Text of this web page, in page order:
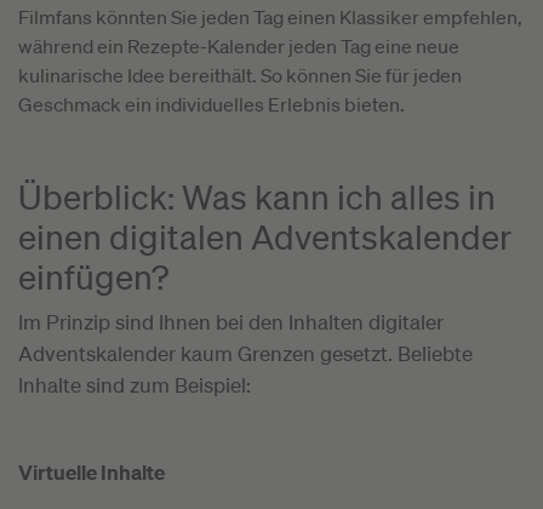
Filmfans könnten Sie jeden Tag einen Klassiker empfehlen,
während ein Rezepte-Kalender jeden Tag eine neue
kulinarische Idee bereithält. So können Sie für jeden
Geschmack ein individuelles Erlebnis bieten.
Überblick: Was kann ich alles in
einen digitalen Adventskalender
einfügen?
Im Prinzip sind Ihnen bei den Inhalten digitaler
Adventskalender kaum Grenzen gesetzt. Beliebte
Inhalte sind zum Beispiel:
Virtuelle Inhalte